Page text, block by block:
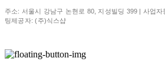
주소: 서울시 강남구 논현로 80, 지성빌딩 399 | 사업자
팅제공자: (주)식스샵